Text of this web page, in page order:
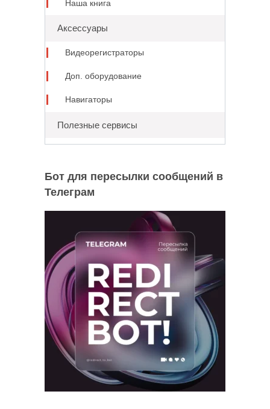
Наша книга
Аксессуары
Видеорегистраторы
Доп. оборудование
Навигаторы
Полезные сервисы
Бот для пересылки сообщений в
Телеграм